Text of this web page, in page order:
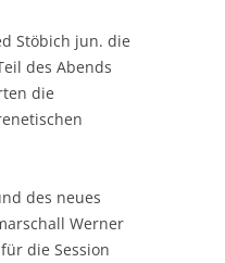
Stöbich jun. die
des Abends
die
des neues
Werner
die Session